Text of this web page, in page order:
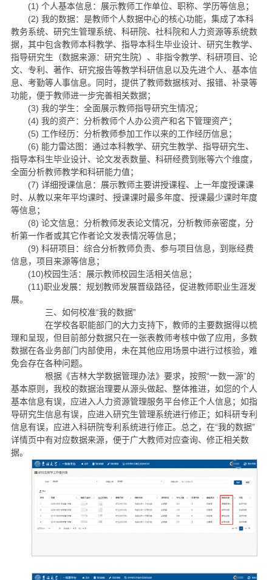
(1) 个人基本信息：展示教师工作单位、职称、学历等信息；
(2) 我的数据：是教师个人数据中心的核心功能，集成了本科
教务系统、研究生管理系统、科研院、社科院和人力资源等系统数
据，其中包含教师本科教学、指导本科生毕业设计、研究生教学、
指导研究生（数据来源：研究生院）、非指令教学、科研项目、论
文、专利、著作、研究报告等教学科研信息以及先进个人、基本信
息、考勤等人事信息。同时，提供了教师数据核对、报错、补录等
功能，便于教师进一步完善相关数据；
(3) 我的学生：全面展示教师指导研究生情况；
(4) 我的资产：分析教师个人办公资产和名下管理资产；
(5) 工作经历：分析教师参加工作以来的工作经历信息；
(6) 能力雷达图：通过本科教学、研究生教学、指导研究生、
指导本科生毕业设计、论文发表数量、科研经费到账等六个维度，
全面分析教师教学和科研能力值；
(7) 详细授课信息：展示教师主要讲授课程、上一年度授课课
时、从教以来年平均课时、授课课时最多年度、授课最少课时年度
等信息；
(8) 论文信息：分析教师发表论文情况，分析教师亲密度，分
析第一作者或其它作者论文发表情况等信息；
(9) 科研项目：综合分析教师负责、参与项目信息，到账经费
信息，项目来源等信息；
(10)校园生活：展示教师校园生活相关信息；
(11)职业发展：规划教师发展晋级路径，促进教师职业生涯发
展。
三、如何校准“我的数据”
在学校各职能部门的大力支持下，教师的主要数据得以梳
理和呈现，但目前部分数据只在一张表教师考核中做了应用，多数
数据在各业务部门内部使用，未在其他应用场景中进行过核验，难
免会存在各种问题。
根据《吉林大学数据管理办法》要求，按照“一数一源”的
基本原则，我校的数据治理要从源头做起、整体推进，如您的个人
基本信息有误，应进入人力资源管理服务平台修正个人信息；如指
导研究生信息有误，应进入研究生管理系统进行修正；如科研专利
信息有误，应进入科研院专利系统进行修正。总之，在“我的数据”
详情页中有对应数据来源，便于广大教师对应查询、修正相关数
据。